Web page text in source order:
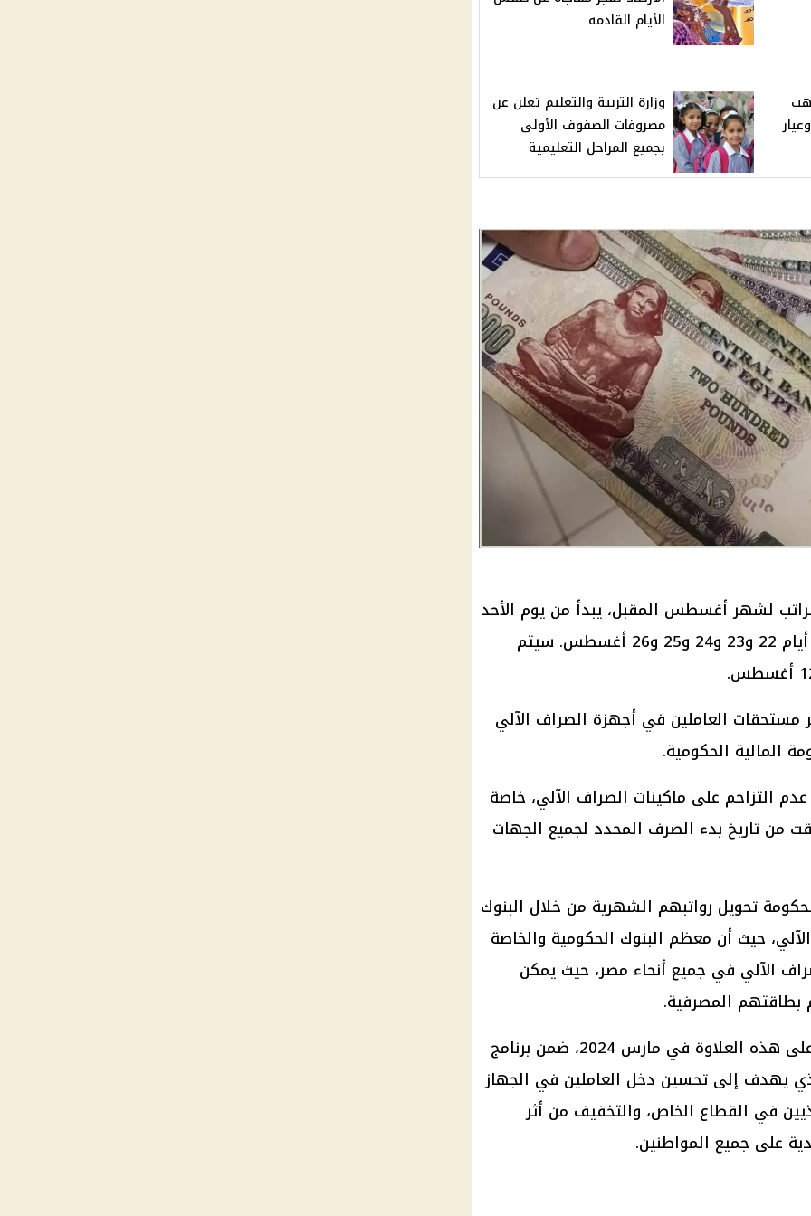
الأيام القادمه
وزارة التربية والتعليم تعلن عن
مصروفات الصفوف الأولى
بجميع المراحل التعليمية
لشهر أغسطس المقبل، يبدأ من يوم الأحد
22 من نفس الشهر ولمدة خمسة أيام 22 و23 و24 و25 و26 أغسطس. سيتم
مستحقات العاملين في أجهزة الصراف الآلي
المالية الحكومية.
التزاحم على ماكينات الصراف الآلي، خاصة
من تاريخ بدء الصرف المحدد لجميع الجهات
تحويل رواتبهم الشهرية من خلال البنوك
حيث أن معظم البنوك الحكومية والخاصة
الآلي في جميع أنحاء مصر، حيث يمكن
المصرفية.
ووافق رئيس الجمهورية المصرية على هذه العلاوة في مارس 2024، ضمن برنامج
يهدف إلى تحسين دخل العاملين في الجهاز
في القطاع الخاص، والتخفيف من أثر
على جميع المواطنين.